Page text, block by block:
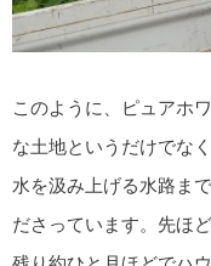
このように、ピュアホ
な土地というだけでな
水を汲み上げる水路ま
ださっています。先ほ